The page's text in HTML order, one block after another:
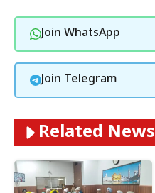
Join WhatsApp
Join Telegram
Related News